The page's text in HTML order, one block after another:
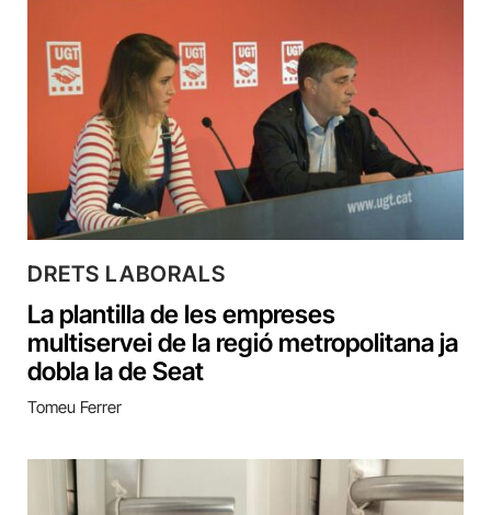
DRETS LABORALS
La plantilla de les empreses
multiservei de la regió metropolitana ja
dobla la de Seat
Tomeu Ferrer